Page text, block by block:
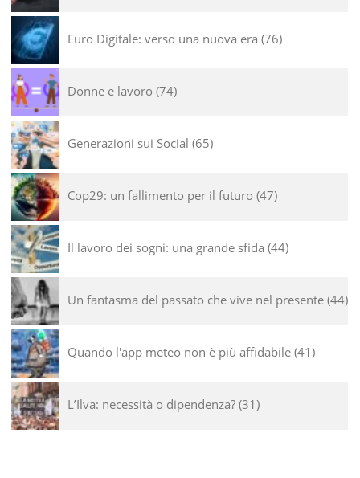
Euro Digitale: verso una nuova era 76
Donne e lavoro 74
Generazioni sui Social 65
Cop29: un fallimento per il futuro 47
Il lavoro dei sogni: una grande sfida 44
Un fantasma del passato che vive nel presente 44
Quando l'app meteo non è più affidabile 41
L’Ilva: necessità o dipendenza? 31